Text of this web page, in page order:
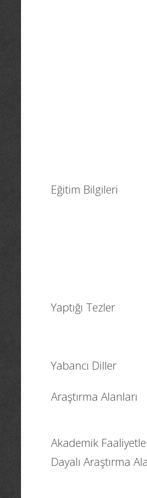
Eğitim Bilgileri
Yaptığı Tezler
Yabancı Diller
Araştırma Alanları
Akademik
Dayalı Araştırma